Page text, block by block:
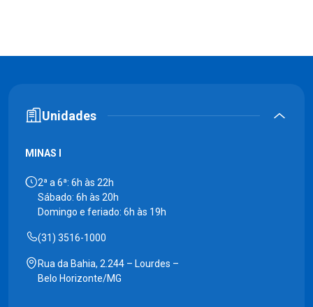
Unidades
MINAS I
2ª a 6ª: 6h às 22h
Sábado: 6h às 20h
Domingo e feriado: 6h às 19h
(31) 3516-1000
Rua da Bahia, 2.244 – Lourdes –
Belo Horizonte/MG